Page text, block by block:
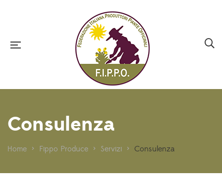
Consulenza
Home > Fippo Produce > Servizi > Consulenza